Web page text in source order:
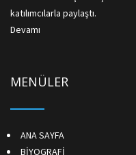
katılımcılarla paylaştı.
Devamı
MENÜLER
ANA SAYFA
BİYOGRAFİ